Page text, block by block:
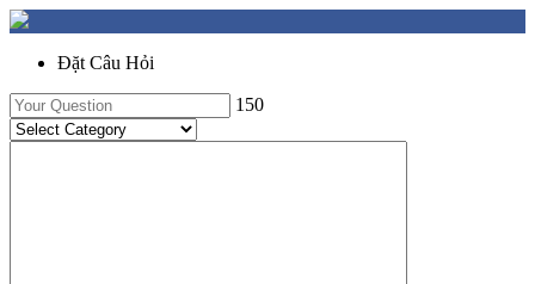
Đặt Câu Hỏi
150